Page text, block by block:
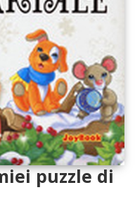
puzzle di